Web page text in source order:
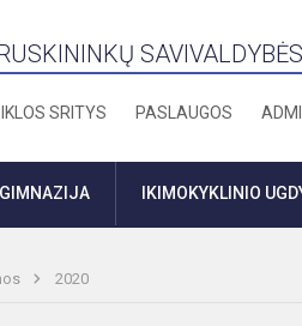
SRITYS PASLAUGOS
IKIMOKYKLINIO
2020